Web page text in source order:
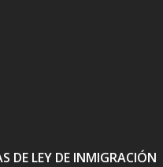
DE LEY DE INMIGRACIÓN